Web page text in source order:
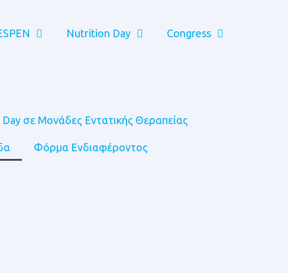
Nutrition Day Congress
σε Μονάδες Εντατικής Θεραπείας
Φόρμα Ενδιαφέροντος